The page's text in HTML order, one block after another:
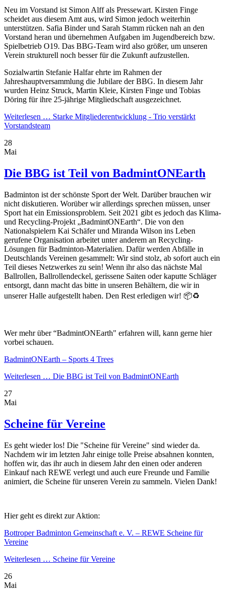
Neu im Vorstand ist Simon Alff als Pressewart. Kirsten Finge
scheidet aus diesem Amt aus, wird Simon jedoch weiterhin
unterstützen. Safia Binder und Sarah Stamm rücken nah an den
Vorstand heran und übernehmen Aufgaben im Jugendbereich bzw.
Spielbetrieb O19. Das BBG-Team wird also größer, um unseren
Verein strukturell noch besser für die Zukunft aufzustellen.
Sozialwartin Stefanie Halfar ehrte im Rahmen der
Jahreshauptversammlung die Jubilare der BBG. In diesem Jahr
wurden Heinz Struck, Martin Kleie, Kirsten Finge und Tobias
Döring für ihre 25-jährige Mitgliedschaft ausgezeichnet.
Weiterlesen … Starke Mitgliederentwicklung - Trio verstärkt
Vorstandsteam
28
Mai
Die BBG ist Teil von BadmintONEarth
Badminton ist der schönste Sport der Welt. Darüber brauchen wir
nicht diskutieren. Worüber wir allerdings sprechen müssen, unser
Sport hat ein Emissionsproblem. Seit 2021 gibt es jedoch das Klima-
und Recycling-Projekt „BadmintONEarth“. Die von den
Nationalspielern Kai Schäfer und Miranda Wilson ins Leben
gerufene Organisation arbeitet unter anderem an Recycling-
Lösungen für Badminton-Materialien. Dafür werden Abfälle in
Deutschlands Vereinen gesammelt: Wir sind stolz, ab sofort auch ein
Teil dieses Netzwerkes zu sein! Wenn ihr also das nächste Mal
Ballrollen, Ballrollendeckel, gerissene Saiten oder kaputte Schläger
entsorgt, dann macht das bitte in unseren Behältern, die wir in
unserer Halle aufgestellt haben. Den Rest erledigen wir! 📦♻️
Wer mehr über “BadmintONEarth" erfahren will, kann gerne hier
vorbei schauen.
BadmintONEarth – Sports 4 Trees
Weiterlesen … Die BBG ist Teil von BadmintONEarth
27
Mai
Scheine für Vereine
Es geht wieder los! Die "Scheine für Vereine" sind wieder da.
Nachdem wir im letzten Jahr einige tolle Preise absahnen konnten,
hoffen wir, das ihr auch in diesem Jahr den einen oder anderen
Einkauf nach REWE verlegt und auch eure Freunde und Familie
animiert, die Scheine für unseren Verein zu sammeln. Vielen Dank!
Hier geht es direkt zur Aktion:
Bottroper Badminton Gemeinschaft e. V. – REWE Scheine für
Vereine
Weiterlesen … Scheine für Vereine
26
Mai